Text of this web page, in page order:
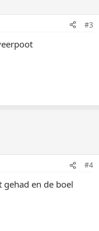
#3
#4
en de boel